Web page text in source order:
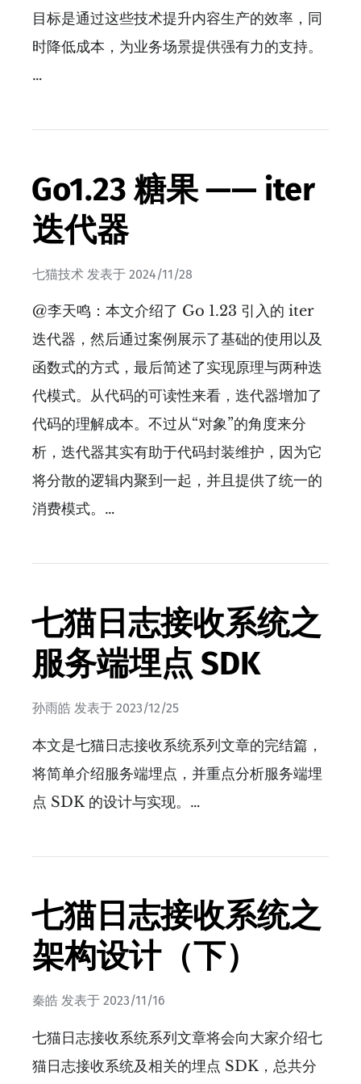
目标是通过这些技术提升内容生产的效率，同
时降低成本，为业务场景提供强有力的支持。
…
Go1.23 糖果 —— iter
迭代器
七猫技术 发表于 2024/11/28
@李天鸣：本文介绍了 Go 1.23 引入的 iter
迭代器，然后通过案例展示了基础的使用以及
函数式的方式，最后简述了实现原理与两种迭
代模式。从代码的可读性来看，迭代器增加了
代码的理解成本。不过从“对象”的角度来分
析，迭代器其实有助于代码封装维护，因为它
将分散的逻辑内聚到一起，并且提供了统一的
消费模式。…
七猫日志接收系统之
服务端埋点 SDK
孙雨皓 发表于 2023/12/25
本文是七猫日志接收系统系列文章的完结篇，
将简单介绍服务端埋点，并重点分析服务端埋
点 SDK 的设计与实现。…
七猫日志接收系统之
架构设计（下）
秦皓 发表于 2023/11/16
七猫日志接收系统系列文章将会向大家介绍七
猫日志接收系统及相关的埋点 SDK，总共分